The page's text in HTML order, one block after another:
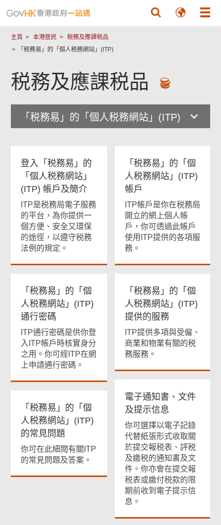
主頁 本港居民
税務及應課税品
「税務易」的「個人税務網站」(ITP)
税務及應課税品
「税務易」的「個人税務網站」(ITP)
登入「税務易」的
「個人税務網站」
(ITP) 帳戶及簡介
ITP是税務局電子服務
的平台，為你提供一
個方便、安全又環保
的途徑，以遵守税務
法例的規定。
「税務易」的「個
人税務網站」(ITP)
帳戶
ITP帳戶是你在税務局
開立的網上個人帳
戶，你可透過此帳戶
使用ITP提供的各項服
務。
「税務易」的「個
人税務網站」(ITP)
通行密碼
ITP通行密碼是供你登
入ITP帳戶時核實身分
之用。你可經ITP在網
上申請通行密碼。
「税務易」的「個
人税務網站」(ITP)
提供的服務
ITP提供多項與受僱、
商業和物業有關的税
務服務。
電子通知書、文件
及提示信息
你可選擇以電子記錄
代替紙張形式收取關
於提交報税表、評税
及繳税的通知書及文
件。你亦會在提交報
税表或繳付税款的限
期前收到電子提示信
息。
「税務易」的「個
人税務網站」(ITP)
的常見問題
你可在此細閱有關ITP
的常見問題及答案。